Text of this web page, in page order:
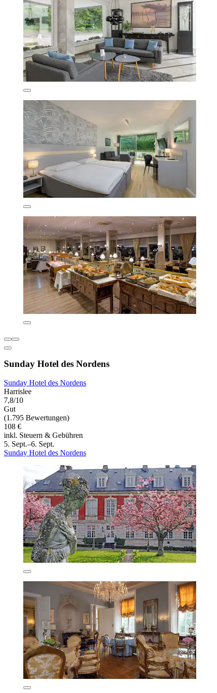
Sunday Hotel des Nordens
Sunday Hotel des Nordens
Harrislee
7,8/10
Gut
(1.795 Bewertungen)
108 €
inkl. Steuern & Gebühren
5. Sept.–6. Sept.
Sunday Hotel des Nordens